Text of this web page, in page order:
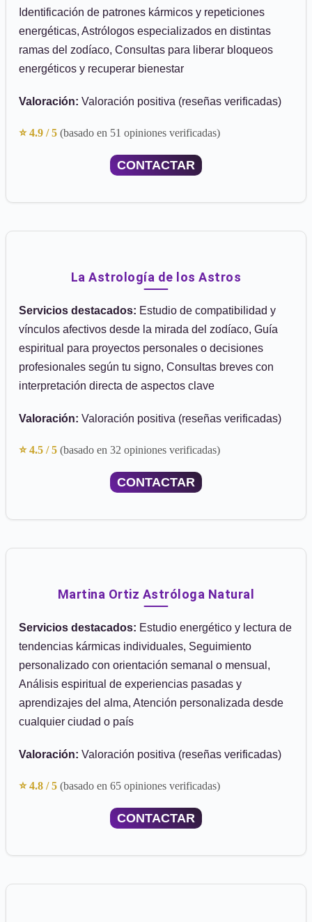
Identificación de patrones kármicos y repeticiones
energéticas, Astrólogos especializados en distintas
ramas del zodíaco, Consultas para liberar bloqueos
energéticos y recuperar bienestar
Valoración: Valoración positiva (reseñas verificadas)
⭐ 4.9 / 5 (basado en 51 opiniones verificadas)
CONTACTAR
La Astrología de los Astros
Servicios destacados: Estudio de compatibilidad y
vínculos afectivos desde la mirada del zodíaco, Guía
espiritual para proyectos personales o decisiones
profesionales según tu signo, Consultas breves con
interpretación directa de aspectos clave
Valoración: Valoración positiva (reseñas verificadas)
⭐ 4.5 / 5 (basado en 32 opiniones verificadas)
CONTACTAR
Martina Ortiz Astróloga Natural
Servicios destacados: Estudio energético y lectura de
tendencias kármicas individuales, Seguimiento
personalizado con orientación semanal o mensual,
Análisis espiritual de experiencias pasadas y
aprendizajes del alma, Atención personalizada desde
cualquier ciudad o país
Valoración: Valoración positiva (reseñas verificadas)
⭐ 4.8 / 5 (basado en 65 opiniones verificadas)
CONTACTAR